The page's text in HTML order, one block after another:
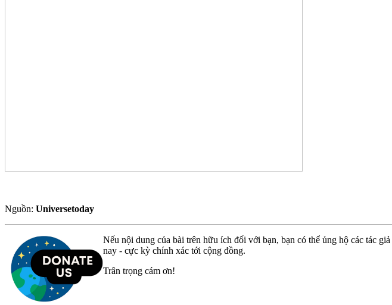
Nguồn: Universetoday
Nếu nội dung của bài trên hữu ích đối với bạn, bạn có thể ủng hộ các tác giả
nay - cực kỳ chính xác tới cộng đồng.
Trân trọng cám ơn!